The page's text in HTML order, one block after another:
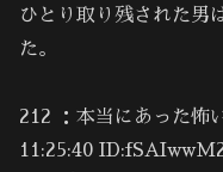
ひとり取り残された男
た。
212 ：本当にあった
11:25:40